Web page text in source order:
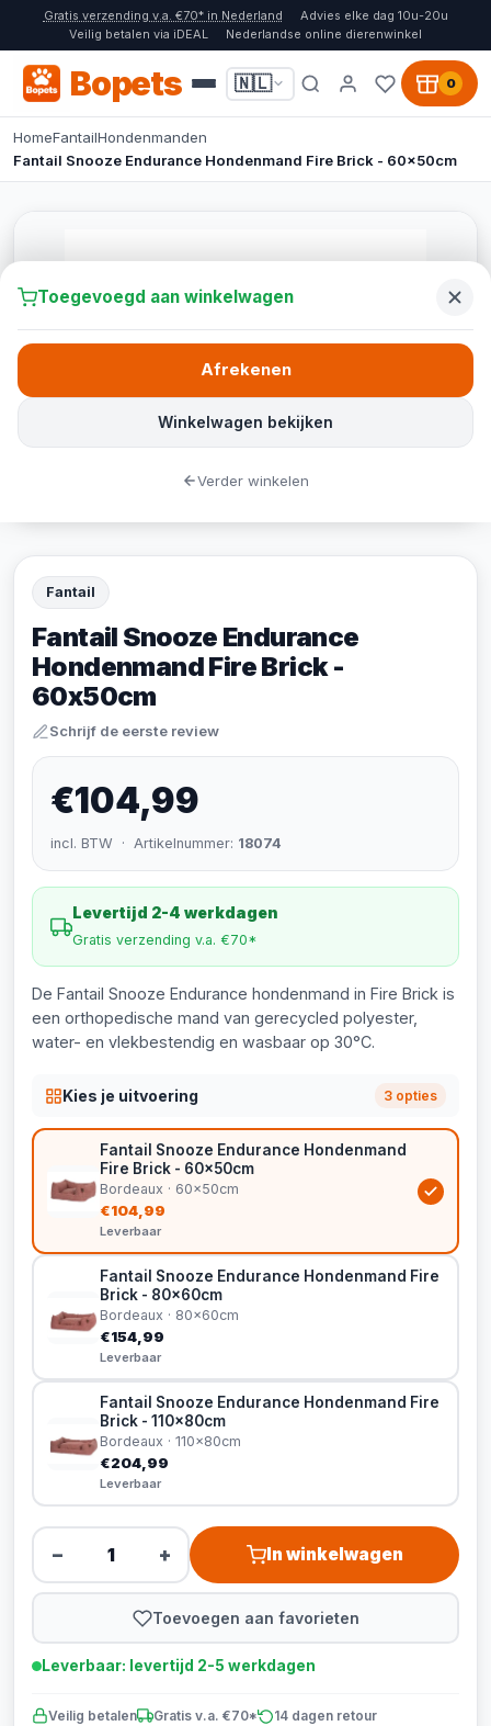
Gratis verzending v.a. €70* in Nederland
Advies elke dag 10u-20u
Veilig betalen via iDEAL
Nederlandse online dierenwinkel
Bopets 🇳🇱 0
HomeFantailHondenmanden
Fantail Snooze Endurance Hondenmand Fire Brick - 60x50cm
Fantail
Fantail Snooze Endurance
Hondenmand Fire Brick -
60x50cm
Schrijf de eerste review
€104,99
incl. BTW · Artikelnummer: 18074
Levertijd 2-4 werkdagen
Gratis verzending v.a. €70*
De Fantail Snooze Endurance hondenmand in Fire Brick is
een orthopedische mand van gerecycled polyester,
water- en vlekbestendig en wasbaar op 30°C.
Kies je uitvoering 3 opties
Fantail Snooze Endurance Hondenmand
Fire Brick - 60x50cm
Bordeaux · 60x50cm
€104,99
Leverbaar
Fantail Snooze Endurance Hondenmand Fire
Brick - 80x60cm
Bordeaux · 80x60cm
€154,99
Leverbaar
Fantail Snooze Endurance Hondenmand Fire
Brick - 110x80cm
Bordeaux · 110x80cm
€204,99
Leverbaar
− + In winkelwagen
Toevoegen aan favorieten
Leverbaar: levertijd 2-5 werkdagen
Veilig betalen Gratis v.a. €70* 14 dagen retour
Toegevoegd aan winkelwagen
Winkelwagen bekijken
Afrekenen
Verder winkelen